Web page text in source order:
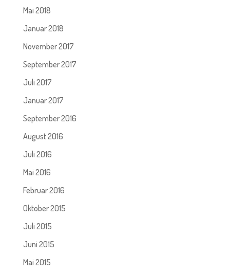
Mai 2018
Januar 2018
November 2017
September 2017
Juli 2017
Januar 2017
September 2016
August 2016
Juli 2016
Mai 2016
Februar 2016
Oktober 2015
Juli 2015
Juni 2015
Mai 2015